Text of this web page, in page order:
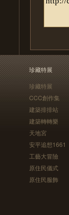
珍藏特展
珍藏特展
CCC創作集
建築排排站
建築轉轉樂
天地宮
安平追想1661
工藝大冒險
原住民儀式
原住民服飾